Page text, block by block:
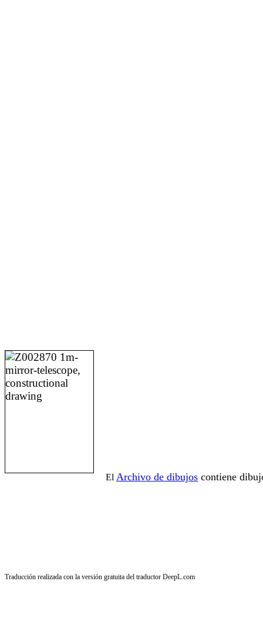
El Archivo de dibujos contiene
Traducción realizada con la versión gratuita del traductor DeepL.com